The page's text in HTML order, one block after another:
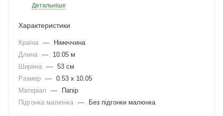
Детальніше
Характеристики
Країна —
Німеччина
Длина —
10.05 м
Ширина — 53 см
Размер — 0.53 x 10.05
Матеріал
—
Папір
Підгонка малюнка — Без підгонки малюнка